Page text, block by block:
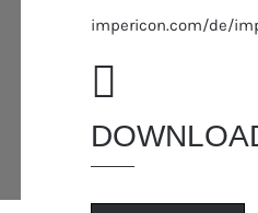
impericon.com/de/